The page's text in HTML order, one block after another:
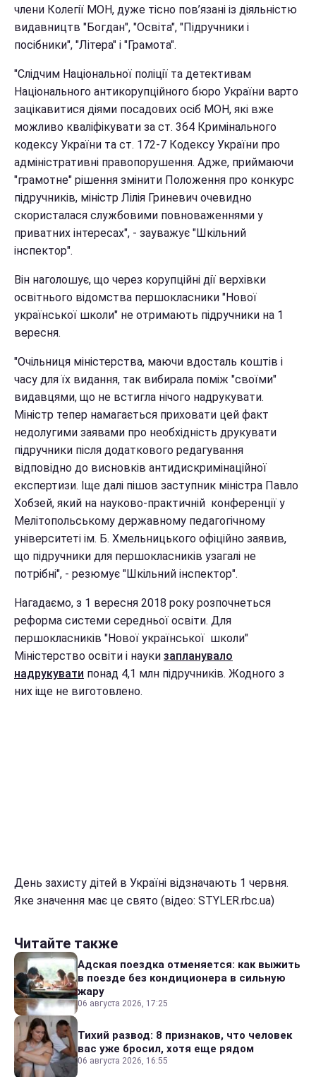
члени Колегії МОН, дуже тісно пов’язані із діяльністю
видавництв "Богдан", "Освіта", "Підручники і
посібники", "Літера" і "Грамота".
"Слідчим Національної поліції та детективам
Національного антикорупційного бюро України варто
зацікавитися діями посадових осіб МОН, які вже
можливо кваліфікувати за ст. 364 Кримінального
кодексу України та ст. 172-7 Кодексу України про
адміністративні правопорушення. Адже, приймаючи
"грамотне" рішення змінити Положення про конкурс
підручників, міністр Лілія Гриневич очевидно
скористалася службовими повноваженнями у
приватних інтересах", - зауважує "Шкільний
інспектор".
Він наголошує, що через корупційні дії верхівки
освітнього відомства першокласники "Нової
української школи" не отримають підручники на 1
вересня.
"Очільниця міністерства, маючи вдосталь коштів і
часу для їх видання, так вибирала поміж "своїми"
видавцями, що не встигла нічого надрукувати.
Міністр тепер намагається приховати цей факт
недолугими заявами про необхідність друкувати
підручники після додаткового редагування
відповідно до висновків антидискримінаційної
експертизи. Іще далі пішов заступник міністра Павло
Хобзей, який на науково-практичній конференції у
Мелітопольському державному педагогічному
університеті ім. Б. Хмельницького офіційно заявив,
що підручники для першокласників узагалі не
потрібні", - резюмує "Шкільний інспектор".
Нагадаємо, з 1 вересня 2018 року розпочнеться
реформа системи середньої освіти. Для
першокласників "Нової української школи"
Міністерство освіти і науки запланувало
надрукувати понад 4,1 млн підручників. Жодного з
них іще не виготовлено.
День захисту дітей в Україні відзначають 1 червня.
Яке значення має це свято (відео: STYLER.rbc.ua)
Читайте также
Адская поездка отменяется: как выжить
в поезде без кондиционера в сильную
жару
06 августа 2026, 17:25
Тихий развод: 8 признаков, что человек
вас уже бросил, хотя еще рядом
06 августа 2026, 16:55